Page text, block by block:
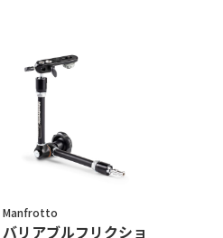
Manfrotto
バリアブルフリクショ